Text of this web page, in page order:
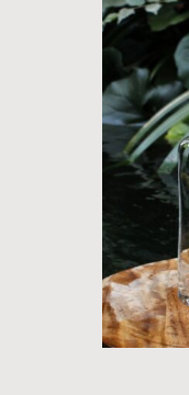
周囲
で、仕